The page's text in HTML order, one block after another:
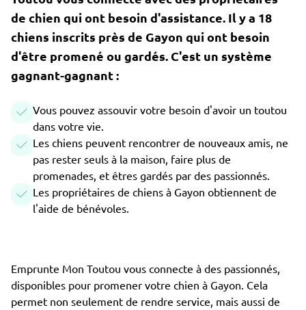
de chien qui ont besoin d'assistance. Il y a 18
chiens inscrits près de Gayon qui ont besoin
d'être promené ou gardés. C'est un système
gagnant-gagnant :
Vous pouvez assouvir votre besoin d'avoir un toutou
dans votre vie.
Les chiens peuvent rencontrer de nouveaux amis, ne
pas rester seuls à la maison, faire plus de
promenades, et êtres gardés par des passionnés.
Les propriétaires de chiens à Gayon obtiennent de
l'aide de bénévoles.
Emprunte Mon Toutou vous connecte à des passionnés,
disponibles pour promener votre chien à Gayon. Cela
permet non seulement de rendre service, mais aussi de